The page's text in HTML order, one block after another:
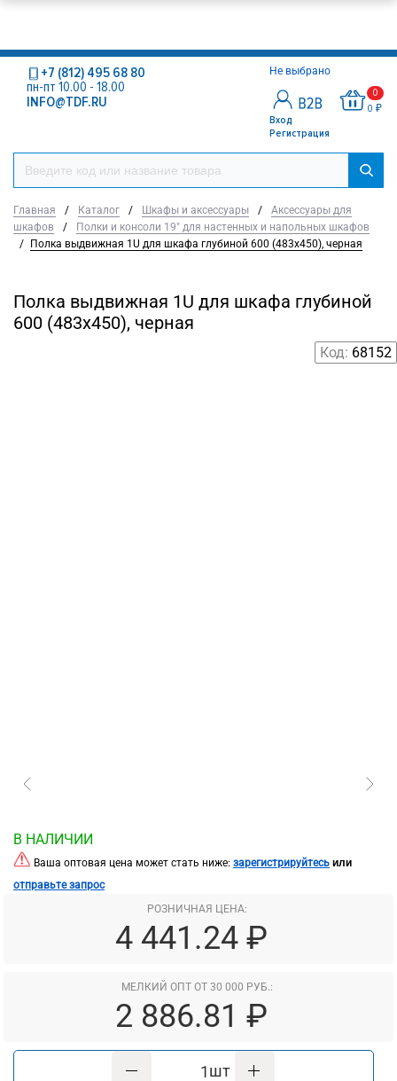
Не выбрано
Вход
Регистрация
0
0 ₽
+7 (812) 495 68 80
пн-пт 10.00 - 18.00
INFO@TDF.RU
Главная / Каталог / Шкафы и аксессуары /
Аксессуары для
шкафов
/
Полки и консоли 19" для настенных и напольных шкафов
/
Полка выдвижная 1U для шкафа глубиной 600 (483х450), черная
Полка выдвижная 1U для шкафа глубиной
600 (483х450), черная
Код: 68152
В НАЛИЧИИ
Ваша оптовая цена может стать ниже: зарегистрируйтесь или
отправьте запрос
РОЗНИЧНАЯ ЦЕНА:
4 441.24 ₽
МЕЛКИЙ ОПТ ОТ 30 000 РУБ.:
2 886.81 ₽
шт